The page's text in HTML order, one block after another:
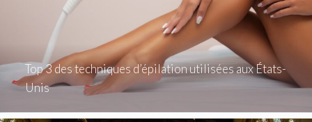
Top 3 des techniques d’épilation utilisées aux États-
Unis